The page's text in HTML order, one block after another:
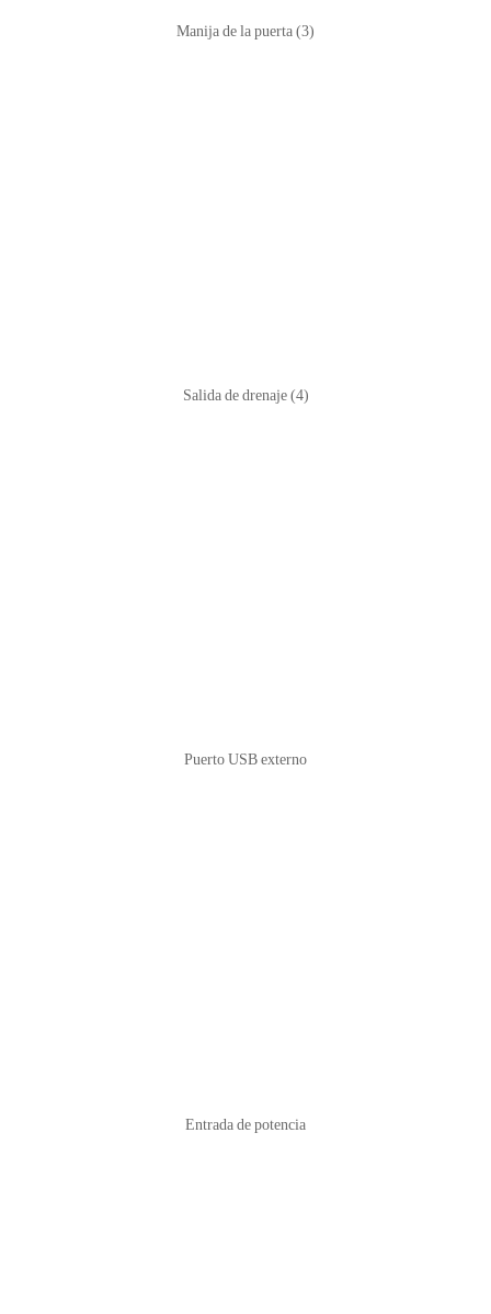
Manija de la puerta (3)
Salida de drenaje (4)
Puerto USB externo
Entrada de potencia